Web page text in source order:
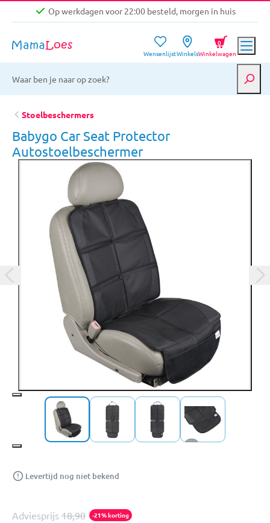
Op werkdagen voor 22:00 besteld, morgen in huis
Gratis verzending vanaf €39,-
Op werkdagen voor 22:00 besteld, morgen in huis
WensenlijstWinkelsWinkelwagen
0
Stoelbeschermers
Babygo Car Seat Protector
Autostoelbeschermer
+2
Levertijd nog niet bekend
Adviesprijs 18,90 -21% korting